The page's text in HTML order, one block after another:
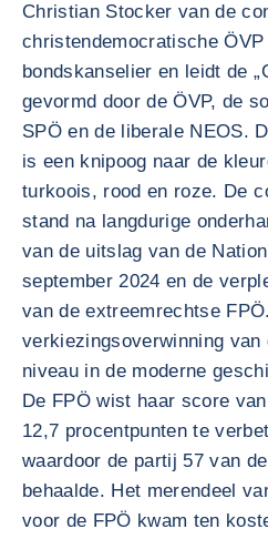
Christian Stocker van de
christendemocratische
bondskanselier en leidt de
gevormd door de ÖVP, de
SPÖ en de liberale NEOS.
is een knipoog naar de
turkoois, rood en roze. De
stand na langdurige
van de uitslag van de
september 2024 en de
van de extreemrechtse
verkiezingsoverwinning van
niveau in de moderne
De FPÖ wist haar score
12,7 procentpunten te
waardoor de partij 57 van
behaalde. Het merendeel
voor de FPÖ kwam ten